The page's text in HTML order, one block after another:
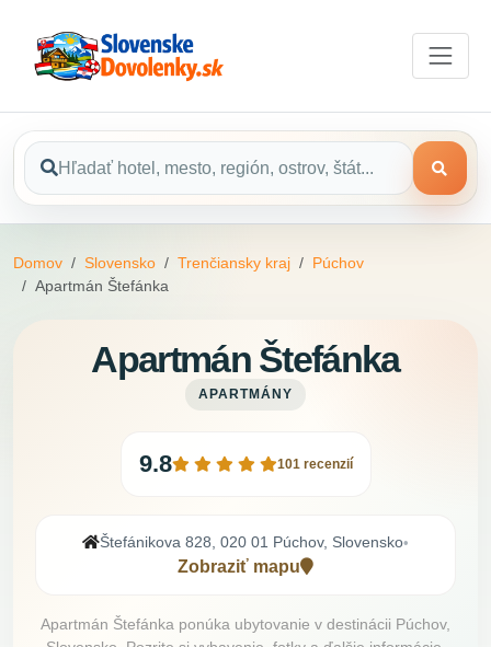
Domov Slovensko Trenčiansky kraj
Púchov
Apartmán Štefánka
Apartmán Štefánka
APARTMÁNY
9.8 101 recenzií
Štefánikova 828, 020 01 Púchov, Slovensko•
Zobraziť mapu
Apartmán Štefánka ponúka ubytovanie v destinácii Púchov,